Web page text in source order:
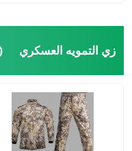
زي التمويه العسكري